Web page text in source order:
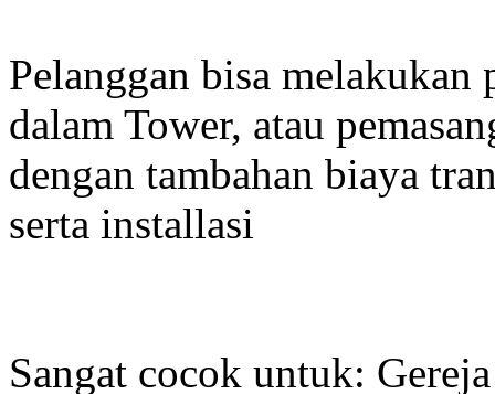
Pelanggan bisa melakukan
dalam Tower, atau
dengan tambahan biaya
serta installasi
Sangat cocok untuk: